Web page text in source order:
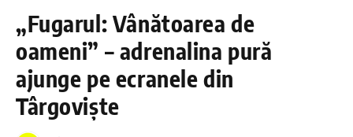
„Fugarul: Vânătoarea de
oameni” – adrenalina pură
ajunge pe ecranele din
Târgoviște